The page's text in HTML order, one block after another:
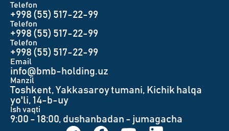
Telefon
+998 (55) 517-22-99
Telefon
+998 (55) 517-22-99
Telefon
+998 (55) 517-22-99
Email
info@bmb-holding.uz​
Manzil
Toshkent, Yakkasaroy tumani, Kichik halqa
yo'li, 14-b-uy
Ish vaqti
9:00 - 18:00, dushanbadan - jumagacha